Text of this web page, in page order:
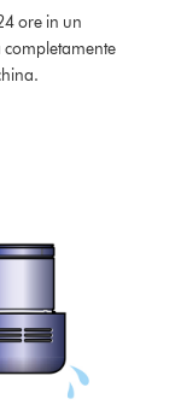
ore in un
completamente